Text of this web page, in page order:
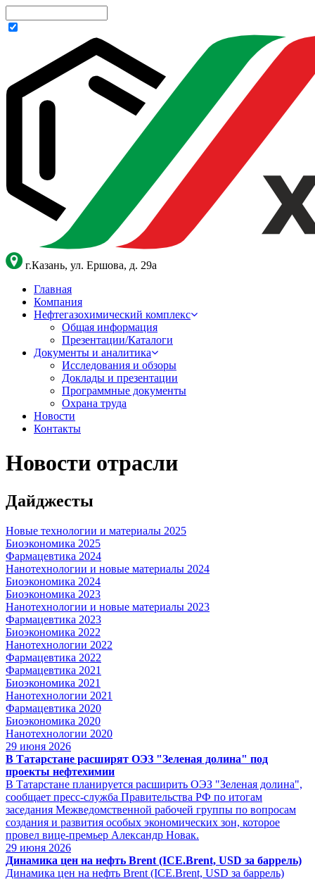
г.Казань, ул. Ершова, д. 29а
Главная
Компания
Нефтегазохимический комплекс
Общая информация
Презентации/Каталоги
Документы и аналитика
Исследования и обзоры
Доклады и презентации
Программные документы
Охрана труда
Новости
Контакты
Новости отрасли
Дайджесты
Новые технологии и материалы 2025
Биоэкономика 2025
Фармацевтика 2024
Нанотехнологии и новые материалы 2024
Биоэкономика 2024
Биоэкономика 2023
Нанотехнологии и новые материалы 2023
Фармацевтика 2023
Биоэкономика 2022
Нанотехнологии 2022
Фармацевтика 2022
Фармацевтика 2021
Биоэкономика 2021
Нанотехнологии 2021
Фармацевтика 2020
Биоэкономика 2020
Нанотехнологии 2020
29 июня 2026
В Татарстане расширят ОЭЗ "Зеленая долина" под
проекты нефтехимии
В Татарстане планируется расширить ОЭЗ "Зеленая долина",
сообщает пресс-служба Правительства РФ по итогам
заседания Межведомственной рабочей группы по вопросам
создания и развития особых экономических зон, которое
провел вице-премьер Александр Новак.
29 июня 2026
Динамика цен на нефть Brent (ICE.Brent, USD за баррель)
Динамика цен на нефть Brent (ICE.Brent, USD за баррель)